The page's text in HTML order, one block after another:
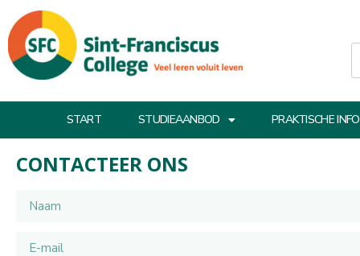
START STUDIEAANBOD PRAKTISCHE INFO
CONTACTEER ONS